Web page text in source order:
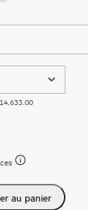
au panier